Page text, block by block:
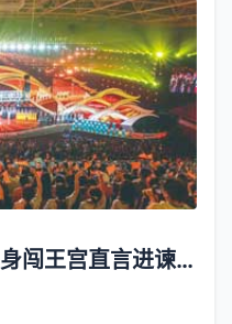
貌丑无媒四十未嫁 她只身闯王宫直言进谏 成为齐宣王一代贤后